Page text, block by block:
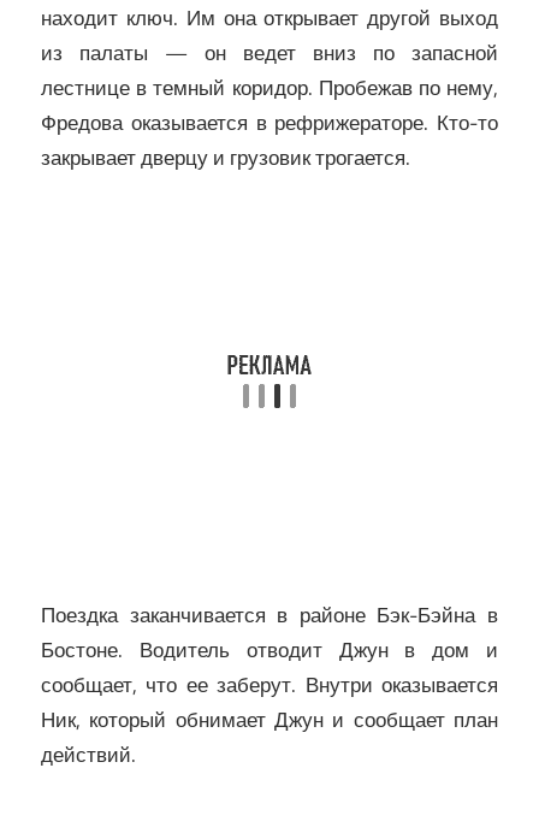
находит ключ. Им она открывает другой выход
из палаты — он ведет вниз по запасной
лестнице в темный коридор. Пробежав по нему,
Фредова оказывается в рефрижераторе. Кто-то
закрывает дверцу и грузовик трогается.
Поездка заканчивается в районе Бэк-Бэйна в
Бостоне. Водитель отводит Джун в дом и
сообщает, что ее заберут. Внутри оказывается
Ник, который обнимает Джун и сообщает план
действий.